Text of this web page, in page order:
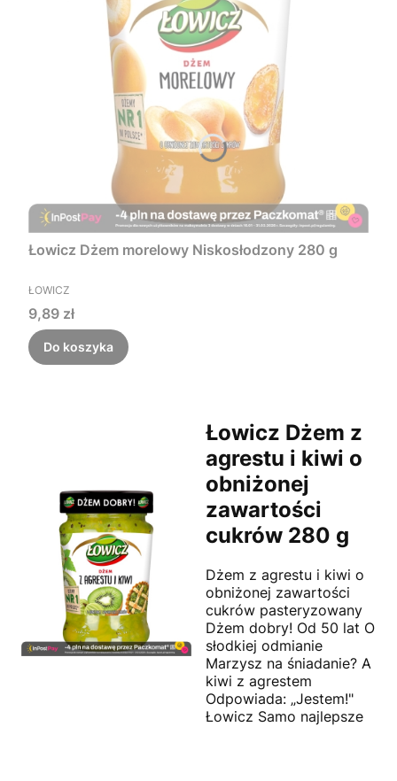
Łowicz Dżem morelowy Niskosłodzony 280 g
PRODUCENT
ŁOWICZ
Cena
9,89 zł
Do koszyka
Łowicz Dżem z
agrestu i kiwi o
obniżonej
zawartości
cukrów 280 g
Dżem z agrestu i kiwi o
obniżonej zawartości
cukrów pasteryzowany
Dżem dobry! Od 50 lat O
słodkiej odmianie
Marzysz na śniadanie? A
kiwi z agrestem
Odpowiada: „Jestem!"
Łowicz Samo najlepsze